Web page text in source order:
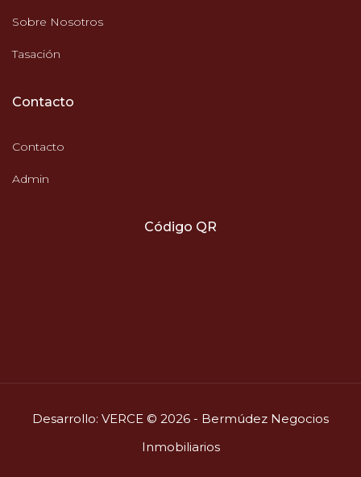
Sobre Nosotros
Tasación
Contacto
Contacto
Admin
Código QR
Desarrollo: VERCE © 2026 - Bermúdez Negocios
Inmobiliarios